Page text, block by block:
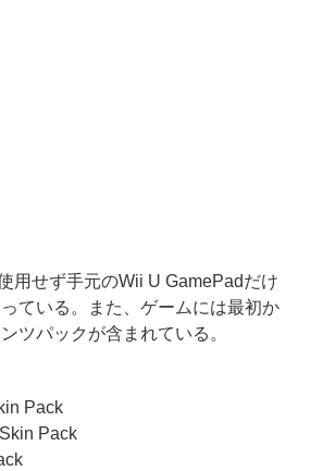
用せず手元のWii U GamePadだけ
ている。また、ゲームには最初か
ツパックが含まれている。
Pack
Pack